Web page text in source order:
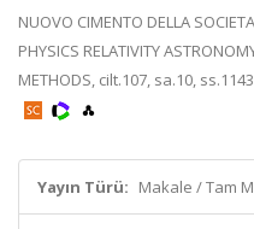
NUOVO CIMENTO DELLA
PHYSICS RELATIVITY
METHODS, cilt.107, sa.10,
Yayın Türü: Makale / Tam